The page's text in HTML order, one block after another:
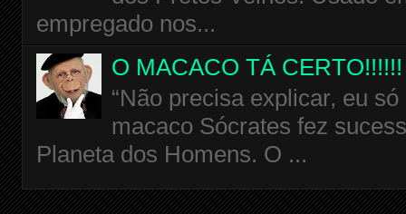
empregado nos...
O MACACO TÁ CERTO!!!!!!
“Não precisa explicar, eu
macaco Sócrates fez
Planeta dos Homens. O ...